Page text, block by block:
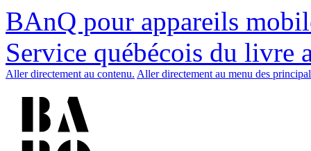
BAnQ pour appareils
Service québécois du livre
Aller directement au contenu. Aller directement au menu des